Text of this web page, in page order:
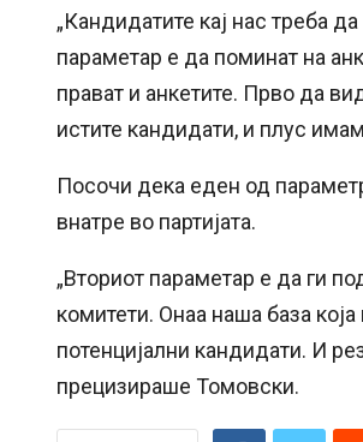
„Кандидатите кај нас треба
параметар е да поминат на
прават и анкетите. Прво да
истите кандидати, и плус
Посочи дека еден од
внатре во партијата.
„Вториот параметар е да ги
комитети. Онаа наша база
потенцијални кандидати. И
прецизираше Томовски.